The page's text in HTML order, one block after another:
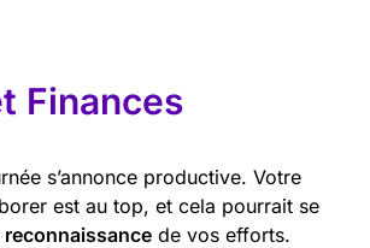
Finances
s’annonce productive. Votre
est au top, et cela pourrait se
reconnaissance de vos efforts.